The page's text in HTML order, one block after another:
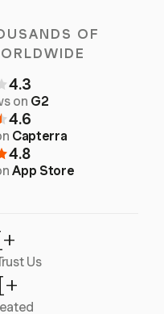
OF
4.3
on G2
4.6
Capterra
4.8
App Store
Us